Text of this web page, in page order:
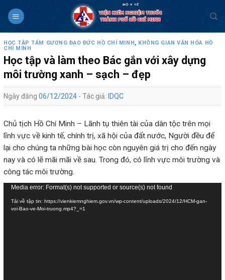
HỌC TẬP TẤM GƯƠNG ĐẠO ĐỨC HỒ CHÍ MINH, KHÔNG GIAN VĂN HÓA HỒ
CHÍ MINH
Học tập và làm theo Bác gắn với xây dựng
môi trường xanh – sạch – đẹp
Ngày đăng 06/12/2024 - Tác giả: IDQC
Chủ tịch Hồ Chí Minh – Lãnh tụ thiên tài của dân tộc trên mọi
lĩnh vực về kinh tế, chính trị, xã hội của đất nước, Người đều để
lại cho chúng ta những bài học còn nguyên giá trị cho đến ngày
nay và có lẽ mãi mãi về sau. Trong đó, có lĩnh vực môi trường và
công tác môi trường.
Trình
chơi
Video
Media error: Format(s) not supported or source(s) not found
Tải về tập tin: https://vienkiemnghiem.gov.vn/wp-content/uploads/2024/12/HCM-gan-
voi-Bao-ve-Moi-truong.mp4?_=1